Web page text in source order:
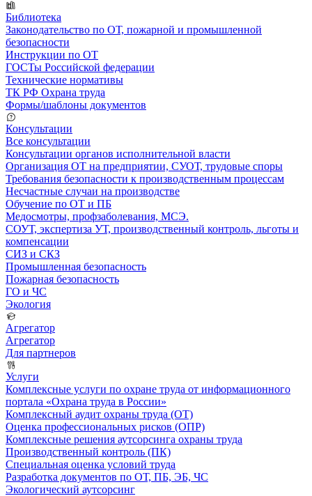
Библиотека
Законодательство по ОТ, пожарной и промышленной
безопасности
Инструкции по ОТ
ГОСТы Российской федерации
Технические нормативы
ТК РФ Охрана труда
Формы/шаблоны документов
Консультации
Все консультации
Консультации органов исполнительной власти
Организация ОТ на предприятии, СУОТ, трудовые споры
Требования безопасности к производственным процессам
Несчастные случаи на производстве
Обучение по ОТ и ПБ
Медосмотры, профзаболевания, МСЭ.
СОУТ, экспертиза УТ, производственный контроль, льготы и
компенсации
СИЗ и СКЗ
Промышленная безопасность
Пожарная безопасность
ГО и ЧС
Экология
Агрегатор
Агрегатор
Для партнеров
Услуги
Комплексные услуги по охране труда от информационного
портала «Охрана труда в России»
Комплексный аудит охраны труда (ОТ)
Оценка профессиональных рисков (ОПР)
Комплексные решения аутсорсинга охраны труда
Производственный контроль (ПК)
Специальная оценка условий труда
Разработка документов по ОТ, ПБ, ЭБ, ЧС
Экологический аутсорсинг